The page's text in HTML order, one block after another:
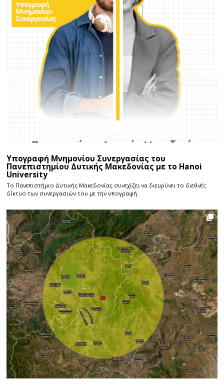
Υπογραφή Μνημονίου Συνεργασίας του
Πανεπιστημίου Δυτικής Μακεδονίας με το Hanoi
University
Το Πανεπιστήμιο Δυτικής Μακεδονίας συνεχίζει να διευρύνει το διεθνές
δίκτυο των συνεργασιών του με την υπογραφή